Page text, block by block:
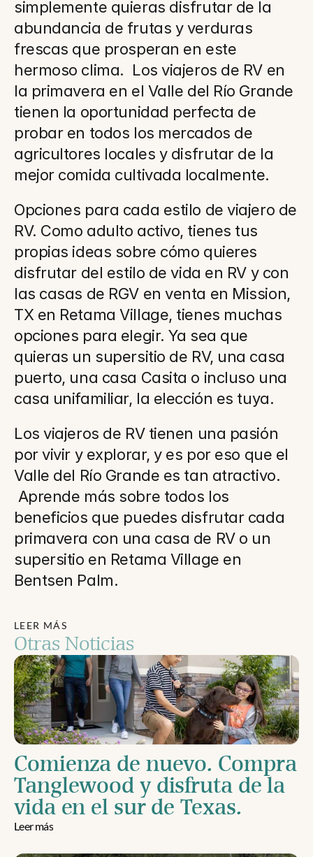
simplemente quieras disfrutar de la
abundancia de frutas y verduras
frescas que prosperan en este
hermoso clima.  Los viajeros de RV en
la primavera en el Valle del Río Grande
tienen la oportunidad perfecta de
probar en todos los mercados de
agricultores locales y disfrutar de la
mejor comida cultivada localmente.
Opciones para cada estilo de viajero de
RV. Como adulto activo, tienes tus
propias ideas sobre cómo quieres
disfrutar del estilo de vida en RV y con
las casas de RGV en venta en Mission,
TX en Retama Village, tienes muchas
opciones para elegir. Ya sea que
quieras un supersitio de RV, una casa
puerto, una casa Casita o incluso una
casa unifamiliar, la elección es tuya.
Los viajeros de RV tienen una pasión
por vivir y explorar, y es por eso que el
Valle del Río Grande es tan atractivo.
Aprende más sobre todos los
beneficios que puedes disfrutar cada
primavera con una casa de RV o un
supersitio en Retama Village en
Bentsen Palm.
LEER MÁS
Otras Noticias
Comienza de nuevo. Compra
Tanglewood y disfruta de la
vida en el sur de Texas.
Leer más